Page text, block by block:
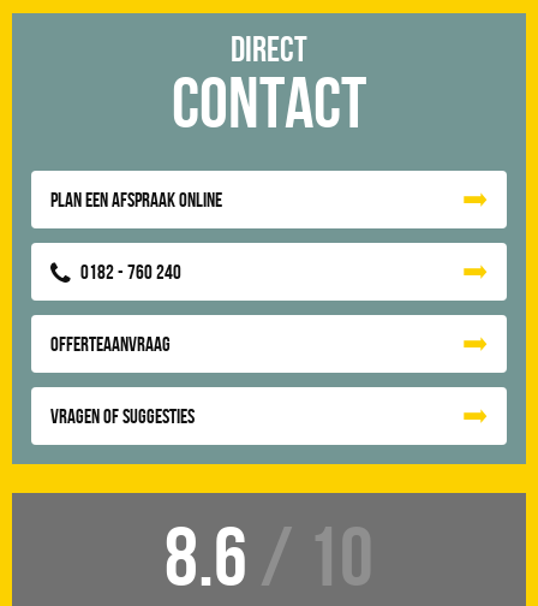
Direct
Contact
Plan een afspraak online
0182 - 760 240
Offerteaanvraag
Vragen of suggesties
8.6 / 10